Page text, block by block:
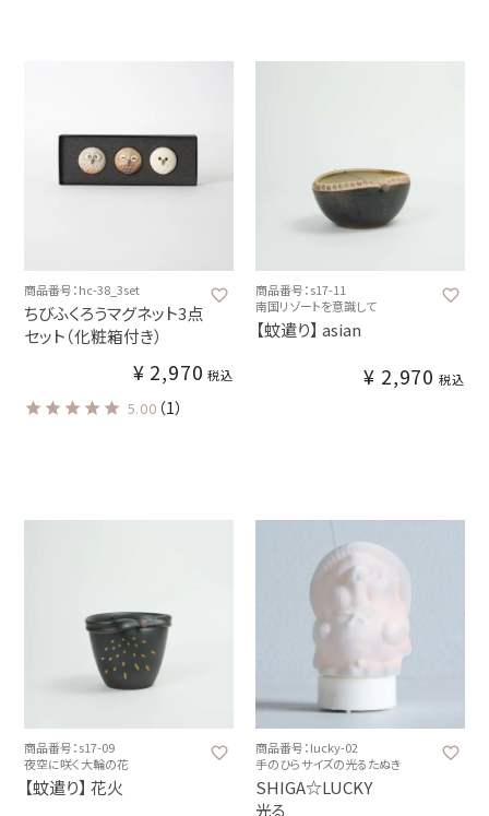
商品番号：hc-38_3set
ちびふくろうマグネット3点
セット（化粧箱付き）
¥ 2,970 税込
5.00 （1）
商品番号：s17-11
南国リゾートを意識して
【蚊遣り】 asian
¥ 2,970 税込
商品番号：s17-09
夜空に咲く大輪の花
【蚊遣り】 花火
商品番号：lucky-02
手のひらサイズの光るたぬき
SHIGA☆LUCKY
光る